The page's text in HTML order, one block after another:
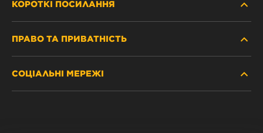
КОРОТКІ ПОСИЛАННЯ
ПРАВО ТА ПРИВАТНІСТЬ
СОЦІАЛЬНІ МЕРЕЖІ